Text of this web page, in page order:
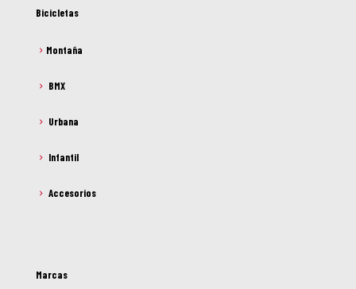
Bicicletas
Montaña
BMX
Urbana
Infantil
Accesorios
Marcas